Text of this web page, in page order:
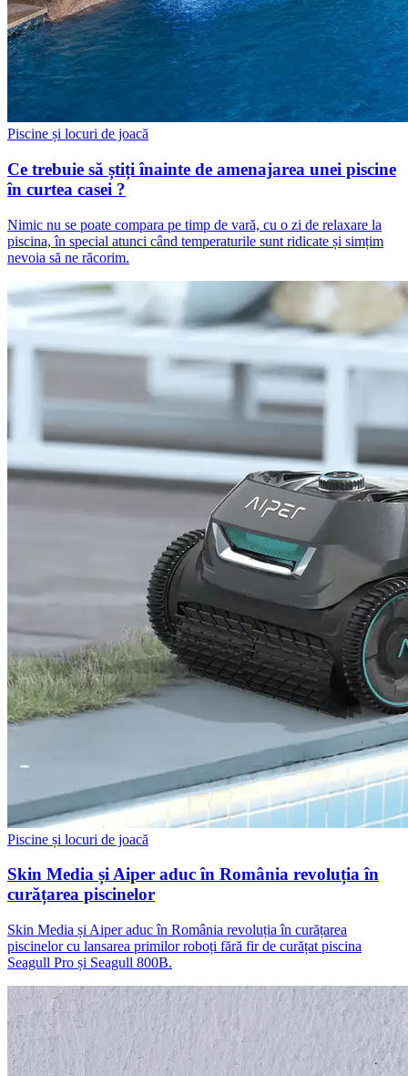
Piscine și locuri de joacă
Ce trebuie să știți înainte de amenajarea unei piscine
în curtea casei ?
Nimic nu se poate compara pe timp de vară, cu o zi de relaxare la
piscina, în special atunci când temperaturile sunt ridicate și simțim
nevoia să ne răcorim.
Piscine și locuri de joacă
Skin Media și Aiper aduc în România revoluția în
curățarea piscinelor
Skin Media și Aiper aduc în România revoluția în curățarea
piscinelor cu lansarea primilor roboți fără fir de curățat piscina
Seagull Pro și Seagull 800B.